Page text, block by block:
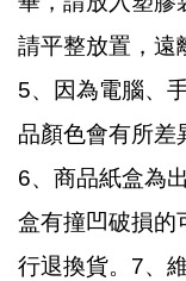
請平整放置，遠
5、因為電腦、
品顏色會有所差
6、商品紙盒為
盒有撞凹破損的
行退換貨。7、